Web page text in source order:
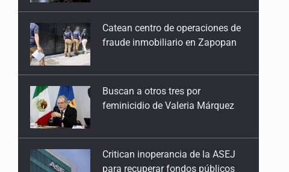
6 de Abril de 2026
El cielo de Atenguillo
17 de Marzo de 2026
IAU-NAEC México
Rético y el De revolutionibvs
feminicidio de Valeria Márquez
para recuperar fondos públicos
denuncian tala; IJALVI lo niega